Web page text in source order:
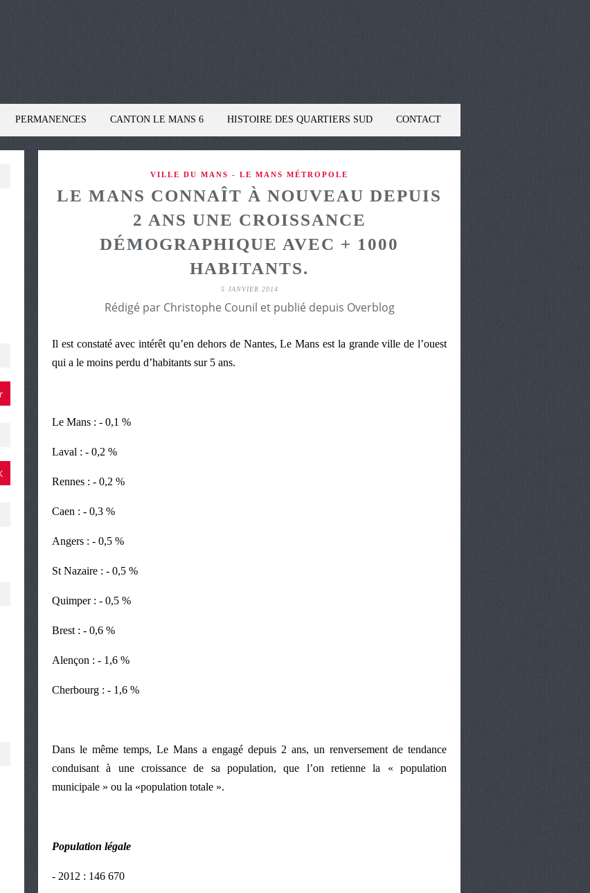
PERMANENCES CANTON LE MANS 6 HISTOIRE DES QUARTIERS SUD CONTACT
VILLE DU MANS - LE MANS MÉTROPOLE
LE MANS CONNAÎT À NOUVEAU DEPUIS
2 ANS UNE CROISSANCE
DÉMOGRAPHIQUE AVEC + 1000
HABITANTS.
5 JANVIER 2014
Rédigé par Christophe Counil et publié depuis Overblog
Il est constaté avec intérêt qu’en dehors de Nantes, Le Mans est la grande ville de l’ouest
qui a le moins perdu d’habitants sur 5 ans.
Le Mans : - 0,1 %
Laval : - 0,2 %
Rennes : - 0,2 %
Caen : - 0,3 %
Angers : - 0,5 %
St Nazaire : - 0,5 %
Quimper : - 0,5 %
Brest : - 0,6 %
Alençon : - 1,6 %
Cherbourg : - 1,6 %
Dans le même temps, Le Mans a engagé depuis 2 ans, un renversement de tendance
conduisant à une croissance de sa population, que l’on retienne la « population
municipale » ou la «population totale ».
Population légale
- 2012 : 146 670